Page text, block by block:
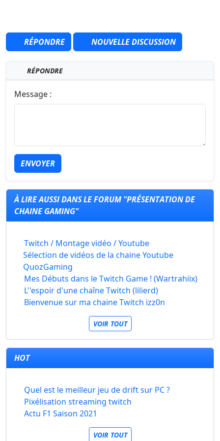
RÉPONDRE NOUVELLE DISCUSSION
RÉPONDRE
Message :
ENVOYER
À LIRE AUSSI DANS LE FORUM "PRÉSENTATION DE
CHAINE GAMING"
Twitch / Montage vidéo / Youtube
Sélection de vidéos de la chaine Youtube
QuozGaming
Mes Débuts dans le Twitch Game ! (Wartrahiix)
L''espoir d'une chaîne Twitch (lilierd)
Bienvenue sur ma chaine Twitch izz0n
VOIR TOUT
HOT
Quel est le meilleur jeu de drift sur PC ?
Pixélisation streaming twitch
Actu F1 Saison 2021
VOIR TOUT